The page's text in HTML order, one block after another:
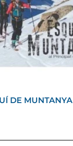
DE MUNTANYA